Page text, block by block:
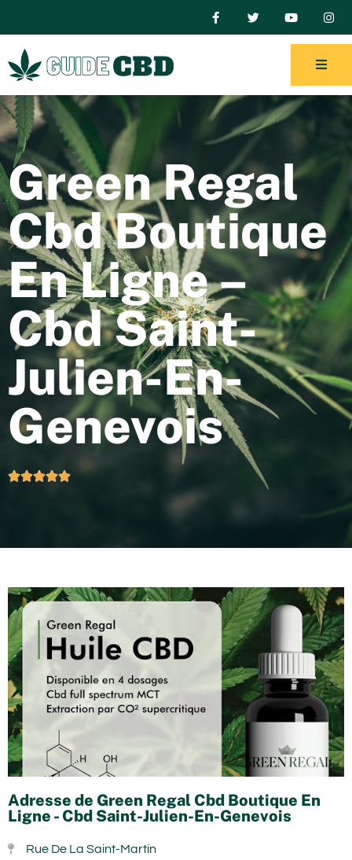
Green Regal
Cbd Boutique
En Ligne –
Cbd Saint-
Julien-En-
Genevois

Adresse de Green Regal Cbd Boutique En
Ligne - Cbd Saint-Julien-En-Genevois
Rue De La Saint-Martin